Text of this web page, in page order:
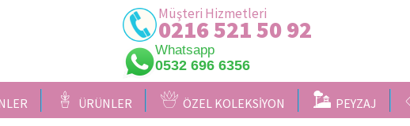
Müşteri Hizmetleri
0216 521 50 92
Whatsapp
0532 696 6356
ÜRÜNLER ÖZEL KOLEKSİYON PEYZAJ